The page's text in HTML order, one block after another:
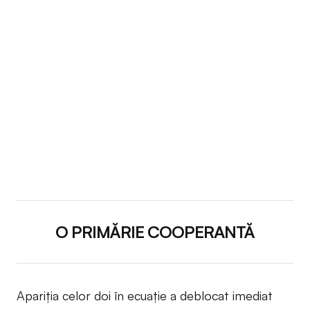
O PRIMĂRIE COOPERANTĂ
Apariția celor doi în ecuație a deblocat imediat